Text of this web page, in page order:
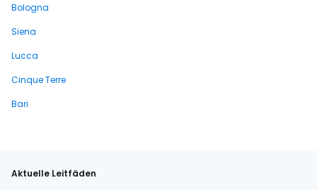
Bologna
Siena
Lucca
Cinque Terre
Bari
Aktuelle Leitfäden